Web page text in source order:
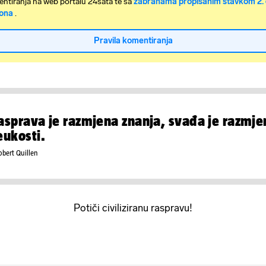
.
Pravila komentiranja
je razmjena znanja, svađa je
Quillen
Potiči civiliziranu raspravu!